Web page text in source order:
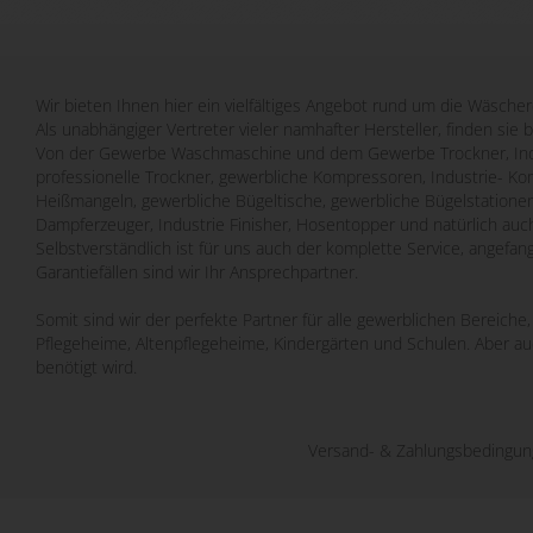
Wir bieten Ihnen hier ein vielfältiges Angebot rund um die
Als unabhängiger Vertreter vieler namhafter Hersteller, finden
Von der Gewerbe Waschmaschine und dem Gewerbe
professionelle Trockner, gewerbliche Kompressoren, Industrie-
Heißmangeln, gewerbliche Bügeltische, gewerbliche
Dampferzeuger, Industrie Finisher, Hosentopper und natürlich
Selbstverständlich ist für uns auch der komplette Service,
Garantiefällen sind wir Ihr Ansprechpartner.
Somit sind wir der perfekte Partner für alle gewerblichen
Pflegeheime, Altenpflegeheime, Kindergärten und Schulen.
benötigt wird.
Versand- &